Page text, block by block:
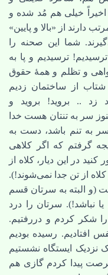
خیلی هم مُد شده و
دارند از «بالا و پایین»
شما این صحنه را
ترسیدیم و پا به
و تظلم و همۀ حقوق
از ساختمان زدیم
زد .. بروید! بروید و
سر به تنتان هست خدا
به تنم باشد، دست به
گرفتم که اگر کلاهی
در این دیار، کلاه از
از تن جدا نمی‌شوند!).
(و البته به سرتان قسم
نباشد!). سرتان را درد
شکر کردم و دررفتیم.
افتادیم. رسیده بودیم
نزدیک ایستگاه نشستیم
پیدا کردم گازی هم